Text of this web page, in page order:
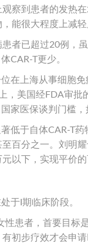
察到患者的发热
能很大程度上减轻
者已超过20例，
CAR-T更少。
在上海从事细胞
，美国经FDA审
家医保谈判门槛
低于自体CAR-T
百分之一。刘明
以下，实现平价的
于I期临床阶段。
性患者，首要目
初步疗效才会申